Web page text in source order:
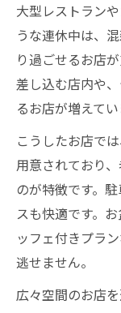
大型レストラン
うな連休中は、
り過ごせるお店
差し込む店内や
るお店が増えてい
こうしたお店で
用意されており
のが特徴です。
スも快適です。
ッフェ付きプラ
逃せません。
広々空間のお店